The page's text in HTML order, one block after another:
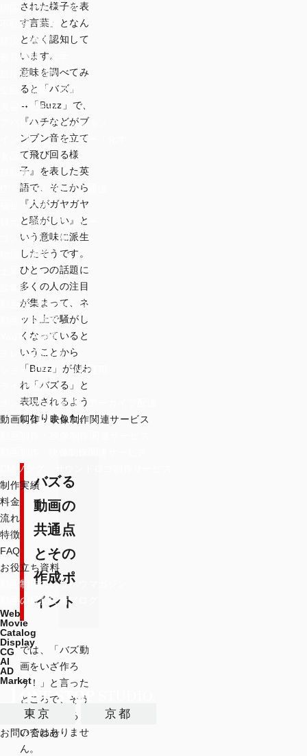
病院・クリニック
不動産・住宅
建設・建築
教育機関・大学
自治体・行政
金融・保険・証券
美容・化粧品
アパレル・ファッション
インフラ・エネルギー・化学
自動車
IT・ソフトウェア・通信
福祉・介護
観光・旅行・レジャー
コンサル・人材
物流・運送
飲食店
動画マーケティング
動画広告運用
YouTube運用
テレビCM出稿
ショート動画・SNS運用
ライブ配信
オンデマンド配信・アーカイブ配信
動画制作・映像制作関連サービス
CMソング・サウンドロゴ制作サービス
制作実績
料金
流れ
特徴
FAQ
お役立ち資料
動画制作のノウハウマガジン
動画の最新技術ブログ
Web
Movie
Catalog
Display
CG
AI
AD
Market
東京 京都
お問い合わせ
された様子を表
す言葉」となん
となく認知して
います。
意味を調べてみ
ると「バズ」
→「Buzz」で、
『ハチなどがブ
ンブン音を立て
て飛び回る様
子』を表した英
語で、そこから
『人がガヤガヤ
と騒がしい』と
いう意味に派生
したそうです。
ひとつの話題に
多くの人の注目
が集まって、ネ
ット上で騒がし
くなっていると
いうことから
「Buzz」が使わ
れ「バズる」と
表現されるよう
になりました。
バズる
動画の
共通点
とその
作成ポ
イント
では、「バズ動
画をいざ作ろ
う！」と言った
ところで、そう
簡単に作れるも
のではありませ
ん。